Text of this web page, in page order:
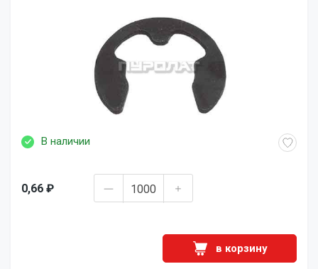
В наличии
0,66 ₽
в корзину